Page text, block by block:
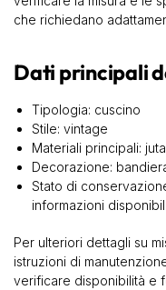
che richiedano
Dati principali
Tipologia: cuscino
Stile: vintage
Materiali principali:
Decorazione:
Stato di
informazioni
Per ulteriori dettagli su
istruzioni di
verificare disponibilità e